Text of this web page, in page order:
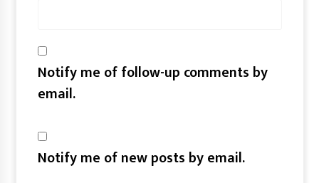
Notify me of follow-up comments by
email.
Notify me of new posts by email.